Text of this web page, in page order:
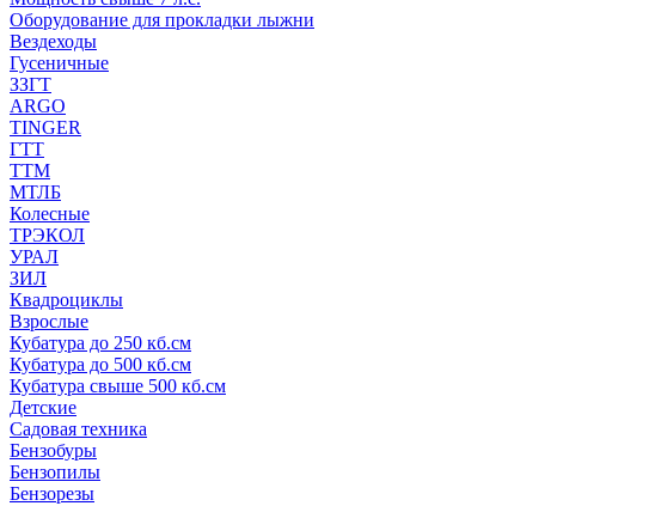
Оборудование для прокладки лыжни
Вездеходы
Гусеничные
ЗЗГТ
ARGO
TINGER
ГТТ
ТТМ
МТЛБ
Колесные
ТРЭКОЛ
УРАЛ
ЗИЛ
Квадроциклы
Взрослые
Кубатура до 250 кб.см
Кубатура до 500 кб.см
Кубатура свыше 500 кб.см
Детские
Садовая техника
Бензобуры
Бензопилы
Бензорезы